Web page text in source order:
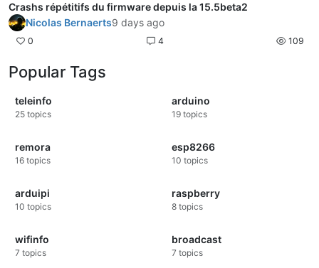
Crashs répétitifs du firmware depuis la 15.5beta2
Nicolas Bernaerts9 days ago
0 4 109
Popular Tags
teleinfo
25 topics
arduino
19 topics
remora
16 topics
esp8266
10 topics
arduipi
10 topics
raspberry
8 topics
wifinfo
7 topics
broadcast
7 topics